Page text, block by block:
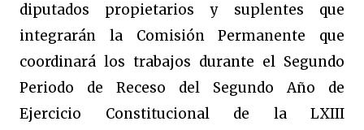
diputados propietarios y suplentes que
integrarán la Comisión Permanente que
coordinará los trabajos durante el Segundo
Periodo de Receso del Segundo Año de
Ejercicio Constitucional de la LXIII